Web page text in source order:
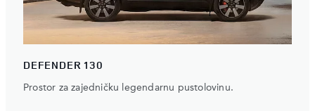
DEFENDER 130
Prostor za zajedničku legendarnu pustolovinu.